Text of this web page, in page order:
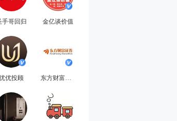
手哥回归 金亿谈价值
优投顾 东方财富证券